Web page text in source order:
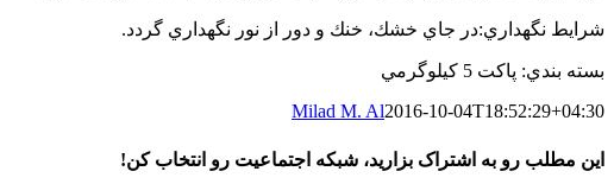
شرايط نگهداري:در جاي خشك، خنك و دور از نور نگهداري گردد.
بسته بندي: پاكت 5 كيلوگرمي
Milad M. Al2016-10-04T18:52:29+04:30
این مطلب رو به اشتراک بزارید، شبکه اجتماعیت رو انتخاب کن!